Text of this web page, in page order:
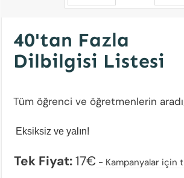
40'tan Fazla
Dilbilgisi Listesi
Tüm öğrenci ve öğretmenlerin
Eksiksiz ve yalın!
Tek Fiyat:17€ - Kampanyalar için